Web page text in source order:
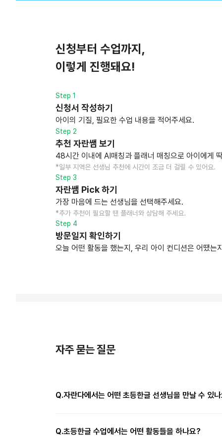
신청부터 수업까지,
이렇게 진행돼요!
Step 1
신청서 작성하기
아이의 기질, 필요한 수업 내용을 적어주세요.
Step 2
추천 자란쌤 보기
48시간 이내에 AI매칭과 플래너 매칭으로 아이에게
*일부 지역은 선생님 추천에 시간이 조금 더 걸릴 수 있어요.
Step 3
자란쌤 Pick 하기
가장 마음에 드는 선생님을 선택해주세요.
*추가 추천이 필요할 땐 플래너와 상담해 주세요.
Step 4
방문일지 확인하기
오늘 어떤 활동을 했는지, 우리 아이 컨디션은 어땠는
자주 묻는 질문
Q.자란다에서는 어떤 초등한글 선생님을 만날 수 있
Q.초등한글 수업에서는 어떤 활동들을 하나요?